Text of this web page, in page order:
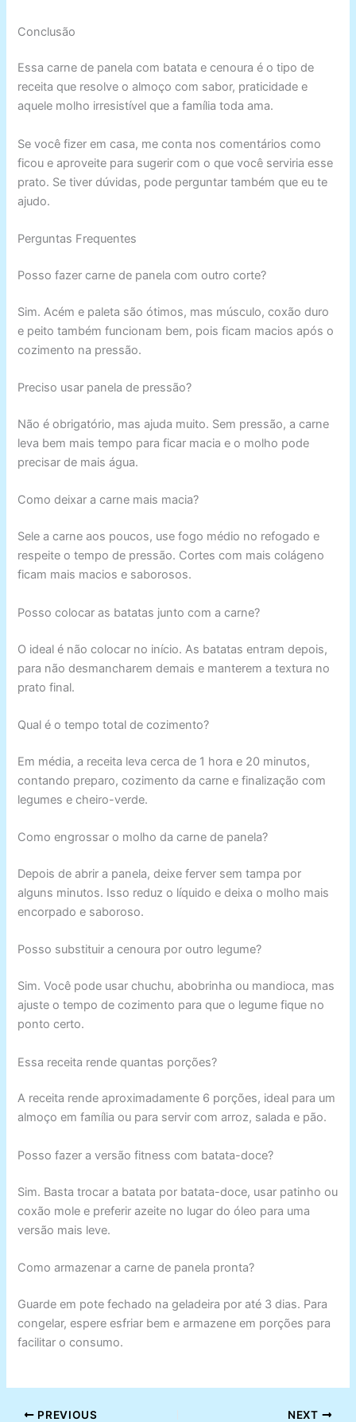
Conclusão
Essa carne de panela com batata e cenoura é o tipo de
receita que resolve o almoço com sabor, praticidade e
aquele molho irresistível que a família toda ama.
Se você fizer em casa, me conta nos comentários como
ficou e aproveite para sugerir com o que você serviria esse
prato. Se tiver dúvidas, pode perguntar também que eu te
ajudo.
Perguntas Frequentes
Posso fazer carne de panela com outro corte?
Sim. Acém e paleta são ótimos, mas músculo, coxão duro
e peito também funcionam bem, pois ficam macios após o
cozimento na pressão.
Preciso usar panela de pressão?
Não é obrigatório, mas ajuda muito. Sem pressão, a carne
leva bem mais tempo para ficar macia e o molho pode
precisar de mais água.
Como deixar a carne mais macia?
Sele a carne aos poucos, use fogo médio no refogado e
respeite o tempo de pressão. Cortes com mais colágeno
ficam mais macios e saborosos.
Posso colocar as batatas junto com a carne?
O ideal é não colocar no início. As batatas entram depois,
para não desmancharem demais e manterem a textura no
prato final.
Qual é o tempo total de cozimento?
Em média, a receita leva cerca de 1 hora e 20 minutos,
contando preparo, cozimento da carne e finalização com
legumes e cheiro-verde.
Como engrossar o molho da carne de panela?
Depois de abrir a panela, deixe ferver sem tampa por
alguns minutos. Isso reduz o líquido e deixa o molho mais
encorpado e saboroso.
Posso substituir a cenoura por outro legume?
Sim. Você pode usar chuchu, abobrinha ou mandioca, mas
ajuste o tempo de cozimento para que o legume fique no
ponto certo.
Essa receita rende quantas porções?
A receita rende aproximadamente 6 porções, ideal para um
almoço em família ou para servir com arroz, salada e pão.
Posso fazer a versão fitness com batata-doce?
Sim. Basta trocar a batata por batata-doce, usar patinho ou
coxão mole e preferir azeite no lugar do óleo para uma
versão mais leve.
Como armazenar a carne de panela pronta?
Guarde em pote fechado na geladeira por até 3 dias. Para
congelar, espere esfriar bem e armazene em porções para
facilitar o consumo.
PREVIOUS NEXT